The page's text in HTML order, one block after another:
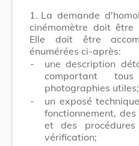
1. La demande
cinémomètre doit être
Elle doit être
énumérées ci-après:
-
une description
comportant
photographies utiles;
-
un exposé
fonctionnement,
et des
vérification;